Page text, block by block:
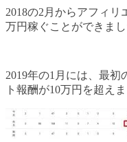
2018の2月からアフィリ
万円稼ぐことができまし
2019年の1月には、最
ト報酬が10万円を超えま